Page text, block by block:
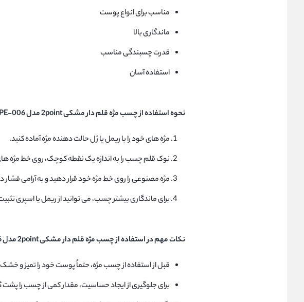
مناسب برای انواع پوست
ماندگاری بالا
قدرت چسبندگی مناسب
استفاده آسان
نحوه استفاده از چسب مژه قلم دار مشکی 2point مدل PE-006:
مژه های خود را با ریمل یا ژل حالت دهنده مژه آماده کنید.
نوک قلم چسب را به اندازه یک نقطه کوچک، روی خط مژه
مژه مصنوعی را روی خط مژه خود قرار دهید و به آرامی فشار
برای ماندگاری بیشتر چسب، می توانید از ریمل یا اسپری
نکات مهم در استفاده از چسب مژه قلم دار مشکی 2point مدل PE-006:
قبل از استفاده از چسب مژه، حتماً پوست خود را تمیز و
برای جلوگیری از ایجاد حساسیت، مقدار کمی از چسب را